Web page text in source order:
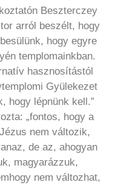
Beszterczey
arról beszélt, hogy
hogy egyre
templomainkban.
hasznosítástól
Gyülekezet
hogy lépnünk kell.”
„fontos, hogy a
nem változik,
de az, ahogyan
magyarázzuk,
nem változhat,